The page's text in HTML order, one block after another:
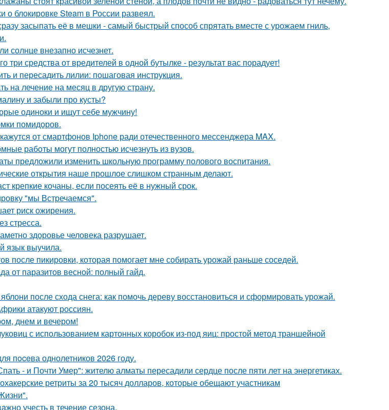
о блокировке Steam в России развеял.
засыпать её в мешки - самый быстрый способ спрятать вместе с урожаем гниль,
солнце внезапно исчезнет.
три средства от вредителей в одной бутылке - результат вас порадует!
и пересадить лилии: пошаговая инструкция.
на лечение на месяц в другую страну.
и забыли про кусты?
одиноки и ищут себе мужчину!
помидоров.
от смартфонов Iphone ради отечественного мессенджера MAX.
работы могут полностью исчезнуть из вузов.
предложили изменить школьную программу полового воспитания.
открытия наше прошлое слишком странным делают.
крепкие кочаны, если посеять её в нужный срок.
"мы Встречаемся".
риск ожирения.
стресса.
здоровье человека разрушает.
язык выучила.
после пикировки, которая помогает мне собирать урожай раньше соседей.
от паразитов весной: полный гайд.
после схода снега: как помочь дереву восстановиться и сформировать урожай.
атакуют россиян.
днем и вечером!
с использованием картонных коробок из-под яиц: простой метод траншейной
пoceва однолетников 2026 году.
- и Почти Умер": жителю алматы пересадили сердце после пяти лет на энергетиках.
ретриты за 20 тысяч долларов, которые обещают участникам
учесть в течение сезона.